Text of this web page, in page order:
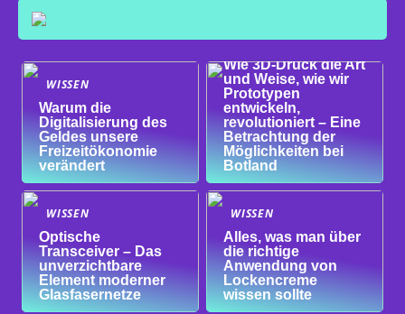
WISSEN
Warum die
Digitalisierung des
Geldes unsere
Freizeitökonomie
verändert
WISSEN
Wie 3D-Druck die Art
und Weise, wie wir
Prototypen
entwickeln,
revolutioniert – Eine
Betrachtung der
Möglichkeiten bei
Botland
WISSEN
Optische
Transceiver – Das
unverzichtbare
Element moderner
Glasfasernetze
WISSEN
Alles, was man über
die richtige
Anwendung von
Lockencreme
wissen sollte